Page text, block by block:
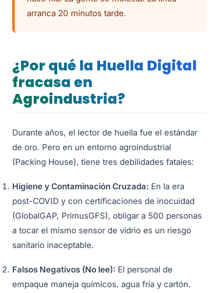
arranca 20 minutos tarde.
¿Por qué la Huella Digital
fracasa en
Agroindustria?
Durante años, el lector de huella fue el estándar
de oro. Pero en un entorno agroindustrial
(Packing House), tiene tres debilidades fatales:
Higiene y Contaminación Cruzada: En la era
post-COVID y con certificaciones de inocuidad
(GlobalGAP, PrimusGFS), obligar a 500 personas
a tocar el mismo sensor de vidrio es un riesgo
sanitario inaceptable.
Falsos Negativos (No lee): El personal de
empaque maneja químicos, agua fría y cartón.